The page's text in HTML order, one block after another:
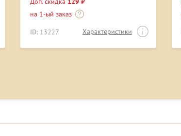
на 1-ый заказ
ID: 13227 Характеристики